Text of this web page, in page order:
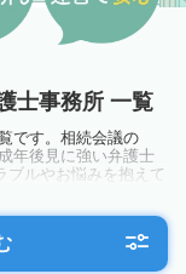
士事務所 一覧
です。相続会議の
年後見に強い弁護士
ブルやお悩みを抱えて